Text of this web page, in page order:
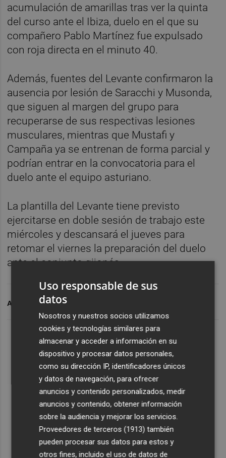
acumulación de amarillas tras ver la quinta
del curso ante el Ibiza, duelo en el que su
compañero Pablo Martínez fue expulsado
con roja directa en el minuto 40.
Además, fuentes del Levante confirmaron la
ausencia por lesión de Saracchi y Musonda,
que siguen al margen del grupo para
recuperarse de sus respectivas lesiones
musculares, mientras que Mustafi y
Campaña ya se entrenan de forma parcial y
podrían entrar en la convocatoria para el
duelo ante el equipo asturiano.
La plantilla del Levante tiene previsto
ejercitarse en doble sesión de trabajo este
miércoles y descansará el jueves para
retomar el viernes la preparación del duelo
ante el conjunto gijonés.
ARCHIVADO EN PLAZA GRANOTA
Uso responsable de sus
datos
Nosotros y nuestros socios utilizamos
cookies y tecnologías similares para
almacenar y acceder a información en su
dispositivo y procesar datos personales,
como su dirección IP, identificadores únicos
y datos de navegación, para ofrecer
anuncios y contenido personalizados, medir
anuncios y contenido, obtener información
sobre la audiencia y mejorar los servicios.
Proveedores de terceros (1913) también
pueden procesar sus datos para estos y
otros fines, incluido el uso de datos de